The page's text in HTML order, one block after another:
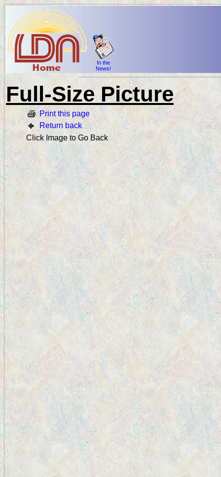
In the
News!
Full-Size Picture
Print this page
Return back
Click Image to Go Back